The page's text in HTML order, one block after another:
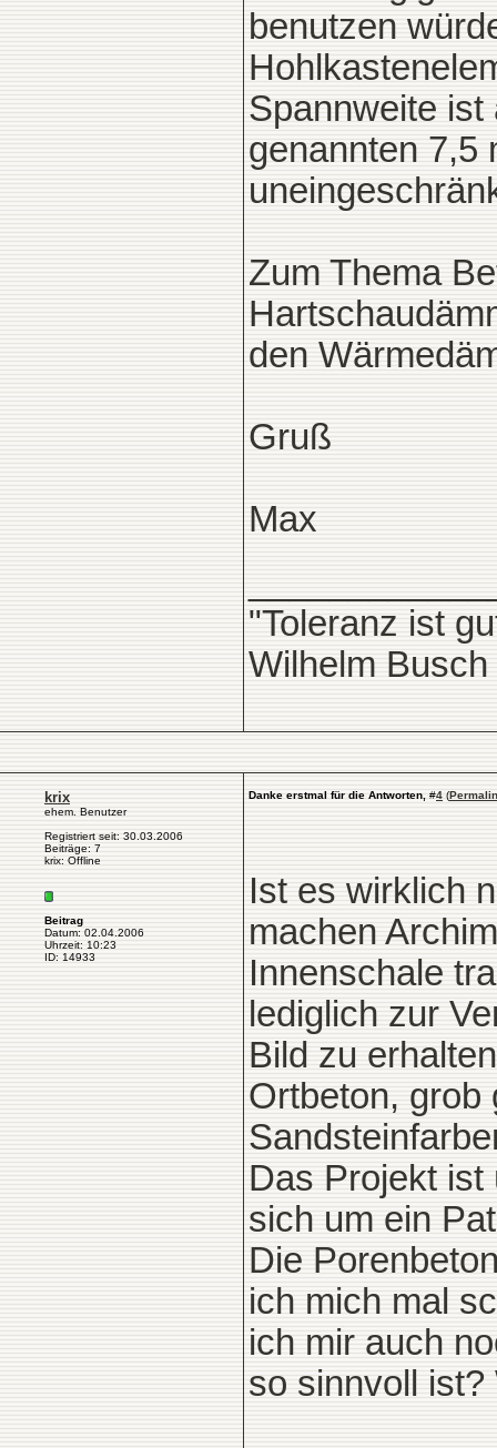
benutzen
Spannweite ist
genannten 7,5
Zum Thema
den
Gruß
Max
"Toleranz ist
Wilhelm Busch
krix
ehem. Benutzer
Registriert seit: 30.03.2006
Beiträge: 7
krix: Offline
Beitrag
Datum: 02.04.2006
Uhrzeit: 10:23
ID: 14933
Danke erstmal für die Antworten, #4 (
Ist es wirklich
machen
Innenschale
lediglich zur
Bild zu
Ortbeton, grob
Das Projekt ist
sich um ein
Die
ich mich mal
ich mir auch
so sinnvoll